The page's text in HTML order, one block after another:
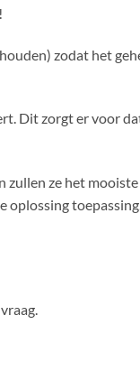
zodat het
Dit zorgt er voor
ze het mooiste
oplossing